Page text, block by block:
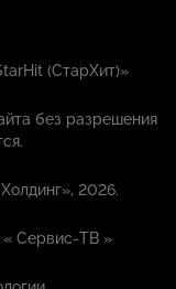
(СтарХит)»
без разрешения
2026.
Сервис-ТВ »